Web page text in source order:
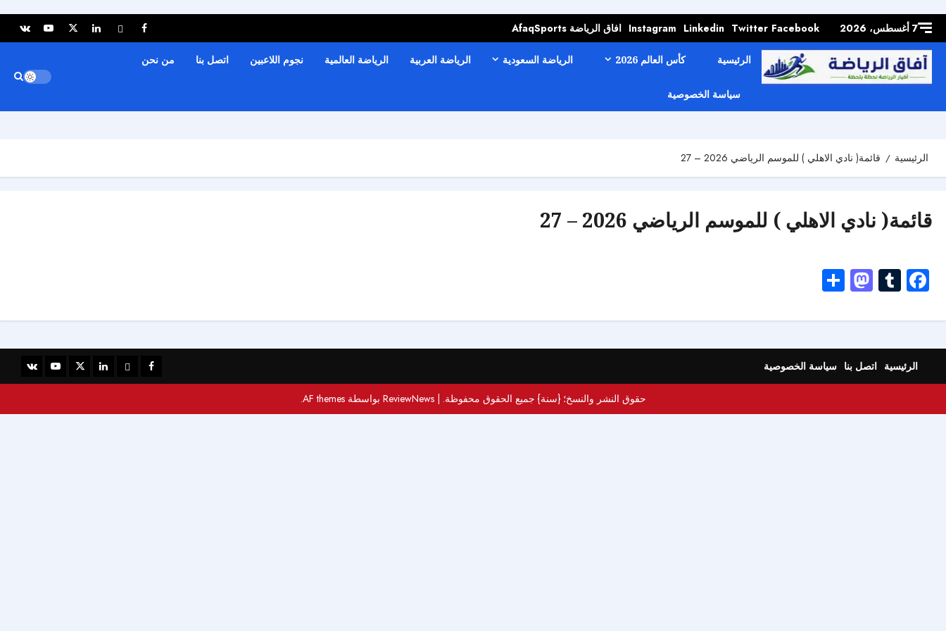
content7 أغسطس، 2026 Facebook
Twitter
Linkedin
Instagram افاق الرياضة AfaqSports
الرئيسية كأس العالم 2026 الرياضة السعودية الرياضة العربية الرياضة العالمية نجوم اللاعبين اتصل بنا من نحن
سياسة الخصوصية
الرئيسية قائمة( نادي الاهلي ) للموسم الرياضي 2026 – 27
قائمة( نادي الاهلي ) للموسم الرياضي 2026 – 27
Facebook
Tumblr
Mastodon
الرئيسية اتصل بنا سياسة الخصوصية
حقوق النشر والنسخ؛ {سنة} جميع الحقوق محفوظة. |
ReviewNews بواسطة AF themes.